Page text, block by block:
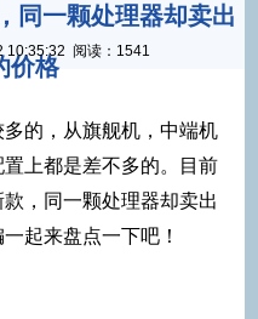
同一颗处理器却卖出
价格
10:35:32 阅读：1541
的，从旗舰机，中端机
上都是差不多的。目前
，同一颗处理器却卖出
起来盘点一下吧！